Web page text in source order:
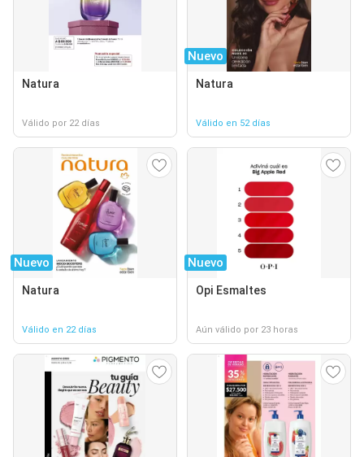
Natura
Válido por 22 días
Nuevo
Natura
Válido en 52 días
Nuevo
Natura
Válido en 22 días
Nuevo
Opi Esmaltes
Aún válido por 23 horas